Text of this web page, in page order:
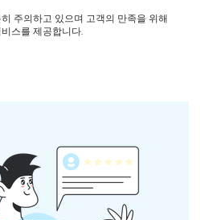
주의하고 있으며 고객의 만족을 위해
스를 제공합니다.